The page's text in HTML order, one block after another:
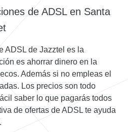
de ADSL en Santa
ADSL de Jazztel es la
es ahorrar dinero en la
Además si no empleas el
Los precios son todo
saber lo que pagarás todos
de ofertas de ADSL te ayuda